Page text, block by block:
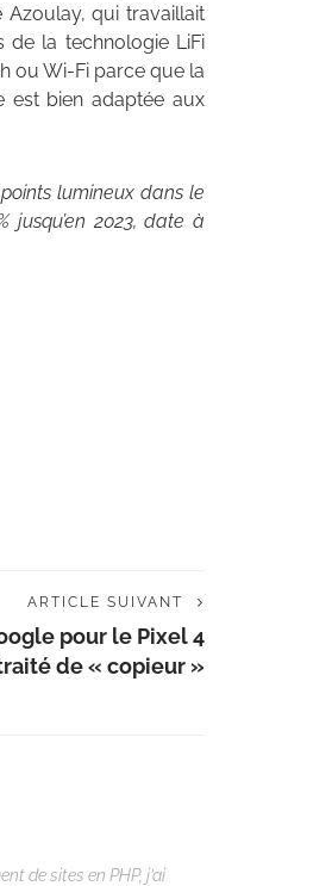
Azoulay, qui travaillait
de la technologie LiFi
ou Wi-Fi parce que la
est bien adaptée aux
lumineux dans le
2023, date à
ARTICLE SUIVANT
pour le Pixel 4
de « copieur »
de sites en PHP, j’ai